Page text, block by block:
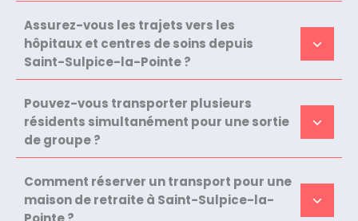
Assurez-vous les trajets vers les
hôpitaux et centres de soins depuis
Saint-Sulpice-la-Pointe ?
Pouvez-vous transporter plusieurs
résidents simultanément pour une sortie
de groupe ?
Comment réserver un transport pour une
maison de retraite à Saint-Sulpice-la-